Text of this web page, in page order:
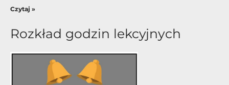
Czytaj »
Rozkład godzin lekcyjnych